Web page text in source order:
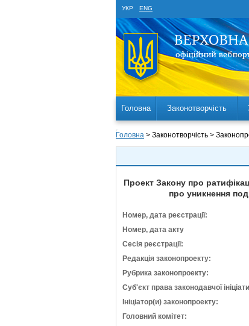
УКР ENG
Головна Законотворчість
Головна > Законотворчість >
Проект Закону про
про уникнення
Номер, дата реєстрації:
Номер, дата акту
Сесія реєстрації:
Редакція законопроекту:
Рубрика законопроекту:
Суб'єкт права законодавчої
Ініціатор(и) законопроекту:
Головний комітет: